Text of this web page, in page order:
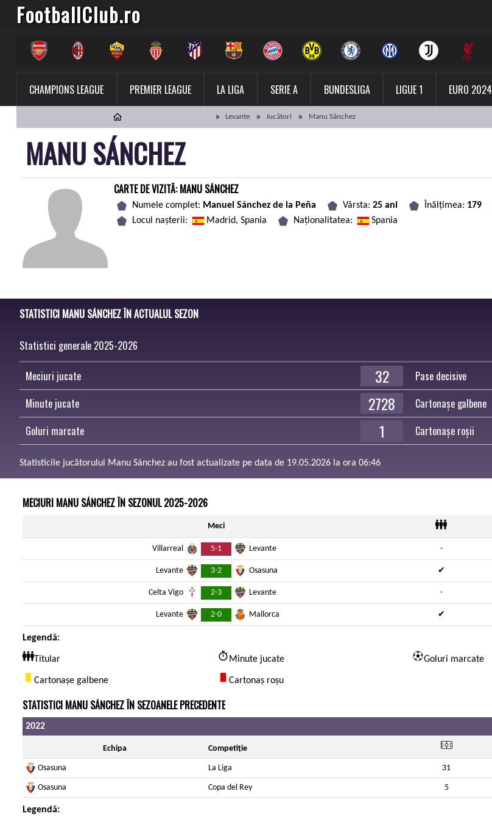
FootballClub.ro
CHAMPIONS LEAGUE PREMIER LEAGUE LA LIGA SERIE A BUNDESLIGA LIGUE 1 EURO 2024
Levante Jucători Manu Sánchez
MANU SÁNCHEZ
CARTE DE VIZITĂ: MANU SÁNCHEZ
Numele complet: Manuel Sánchez de la Peña Vârsta: 25 ani Înălțimea: 179
Locul nașterii:
Madrid, Spania Naționalitatea: Spania
STATISTICI MANU SÁNCHEZ ÎN ACTUALUL SEZON
Statistici generale 2025-2026
Meciuri jucate 32
Minute jucate 2728
Goluri marcate 1
Pase decisive
Cartonașe galbene
Cartonașe roșii
Statisticile jucătorului Manu Sánchez au fost actualizate pe data de 19.05.2026 la ora 06:46
MECIURI MANU SÁNCHEZ ÎN SEZONUL 2025-2026
Meci
Villarreal 5-1 Levante -
Levante 3-2 Osasuna ✔
Celta Vigo 2-3 Levante -
Levante 2-0 Mallorca ✔
Legendă:
Titular Minute jucate Goluri marcate
Cartonașe galbene Cartonaș roșu
STATISTICI MANU SÁNCHEZ ÎN SEZOANELE PRECEDENTE
2022
Echipa Competiție
Osasuna La Liga 31
Osasuna Copa del Rey 5
Legendă: